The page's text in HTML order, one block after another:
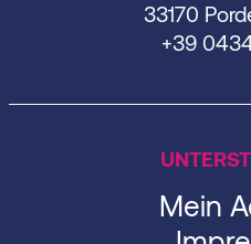
33170
+39
Mein